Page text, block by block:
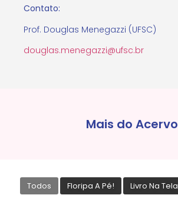
Contato:
Prof. Douglas Menegazzi (UFSC)
douglas.menegazzi@ufsc.br
Mais do Acervo
Todos Floripa A Pé! Livro Na Tela